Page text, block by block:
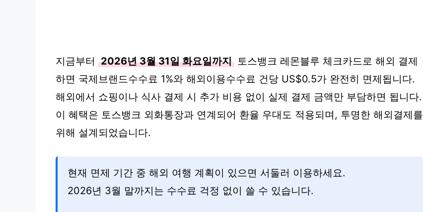
지금부터 2026년 3월 31일 화요일까지 토스뱅크 레몬블루 체크카드로 해외 결제
하면 국제브랜드수수료 1%와 해외이용수수료 건당 US$0.5가 완전히 면제됩니다.
해외에서 쇼핑이나 식사 결제 시 추가 비용 없이 실제 결제 금액만 부담하면 됩니다.
이 혜택은 토스뱅크 외화통장과 연계되어 환율 우대도 적용되며, 투명한 해외결제를
위해 설계되었습니다.
현재 면제 기간 중 해외 여행 계획이 있으면 서둘러 이용하세요.
2026년 3월 말까지는 수수료 걱정 없이 쓸 수 있습니다.